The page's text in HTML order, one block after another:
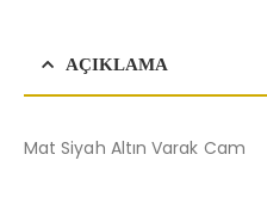
AÇIKLAMA
Mat Siyah Altın Varak Cam